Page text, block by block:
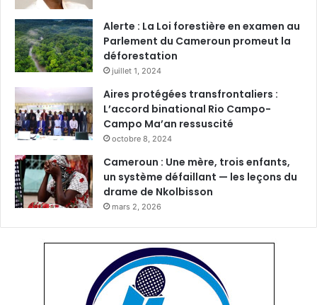
Alerte : La Loi forestière en examen au
Parlement du Cameroun promeut la
déforestation
juillet 1, 2024
Aires protégées transfrontaliers :
L’accord binational Rio Campo-
Campo Ma’an ressuscité
octobre 8, 2024
Cameroun : Une mère, trois enfants,
un système défaillant — les leçons du
drame de Nkolbisson
mars 2, 2026